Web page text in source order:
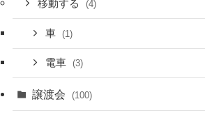
移動する (4)
車 (1)
電車 (3)
譲渡会 (100)